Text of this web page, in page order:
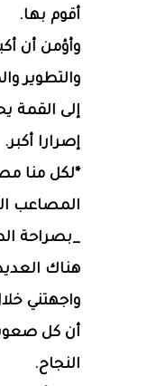
أقوم بها.
وأؤمن أن
والتطوير
إلى القمة
إصرارا أكبر.
*لكل منا
المصاعب
_بصراحة
هناك
واجهتني
أن كل
النجاح.